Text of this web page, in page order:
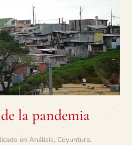
la pandemia
en Análisis, Coyuntura.